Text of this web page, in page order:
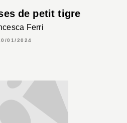
de petit tigre
Ferri
01/2024